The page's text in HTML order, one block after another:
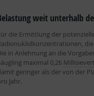
weit unterhalb
die Ermittlung der
in Anlehnung an die
maximal 0,26 Millisievert
geringer als der von der
Jahr.